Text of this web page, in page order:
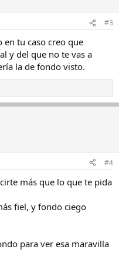
#3
en tu caso creo que
y del que no te vas a
la de fondo visto.
#4
más que lo que te pida
fiel, y fondo ciego
para ver esa maravilla